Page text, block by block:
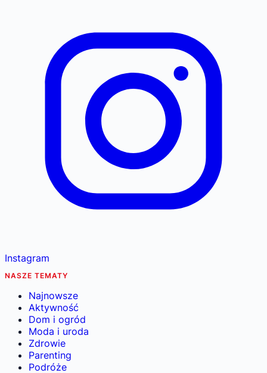
Instagram
NASZE TEMATY
Najnowsze
Aktywność
Dom i ogród
Moda i uroda
Zdrowie
Parenting
Podróże